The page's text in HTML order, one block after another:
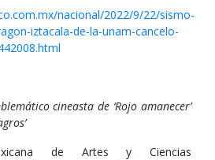
nacional/2022/9/22/sismo-
iztacala-de-la-unam-cancelo-
cineasta de ‘Rojo amanecer’
de Artes y Ciencias